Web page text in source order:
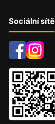
Sociální sítě